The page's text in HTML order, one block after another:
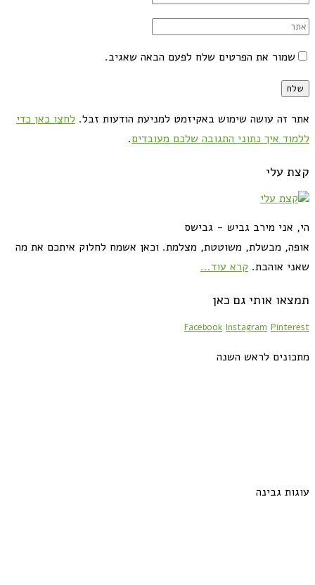
שמור את הפרטים שלח לפעם הבאה שאגיב.
אתר זה עושה שימוש באקיזמט למניעת הודעות זבל. לחצו כאן כדי
ללמוד איך נתוני התגובה שלכם מעובדים.
קצת עלי
הי, אני מירב גביש - גבישס
אופה, מבשלת, משוטטת, מצלמת. וכאן אשמח לחלוק איתכם את מה
שאני אוהבת. קרא עוד...
תמצאו אותי גם כאן
Facebook Instagram Pinterest
מתכונים לראש השנה
עוגות גבינה